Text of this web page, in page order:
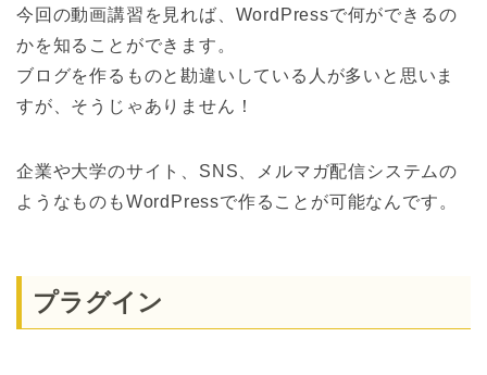
今回の動画講習を見れば、WordPressで何ができるの
かを知ることができます。
ブログを作るものと勘違いしている人が多いと思いま
すが、そうじゃありません！
企業や大学のサイト、SNS、メルマガ配信システムの
ようなものもWordPressで作ることが可能なんです。
プラグイン